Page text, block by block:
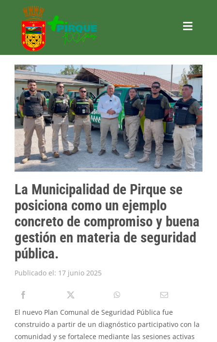
contenido
Toggle
Trámites
Municipalidad
+ Gestión
+ Pirque
+ Turismo
+ Actividades
Contacto
SOLICITAR INFORMACIÓN LOBBY
CONSULTAR INFORMACIÓN LOBBY
PIRQUE TRANSPARENTE
SOLICITAR INFORMACIÓN TRANSPARENCIA
La Municipalidad de Pirque se
posiciona como un ejemplo
concreto de compromiso y buena
gestión en materia de seguridad
pública.
Publicado el: 17 junio 2025
El nuevo Plan Comunal de Seguridad Pública fue
construido a partir de un diagnóstico participativo con la
comunidad y se fortalece mediante las sesiones activas